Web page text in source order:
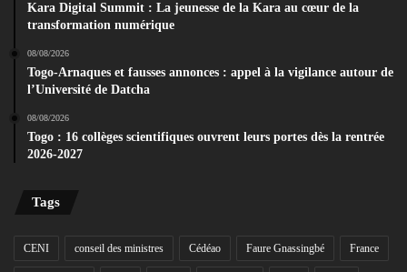
Kara Digital Summit : La jeunesse de la Kara au cœur de la
transformation numérique
08/08/2026
Togo-Arnaques et fausses annonces : appel à la vigilance autour de
l’Université de Datcha
08/08/2026
Togo : 16 collèges scientifiques ouvrent leurs portes dès la rentrée
2026-2027
Tags
CENI conseil des ministres Cédéao Faure Gnassingbé France